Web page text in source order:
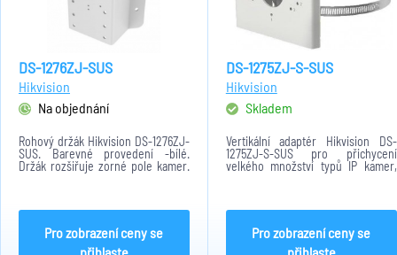
DS-1276ZJ-SUS
Hikvision
Na objednání
Rohový držák Hikvision DS-1276ZJ-
SUS. Barevné provedení -bílé.
Držák rozšiřuje zorné pole kamer.
Při venkovním použití je zapotřebí
Kg při...
Pro zobrazení ceny se
DS-1275ZJ-S-SUS
Hikvision
Skladem
Vertikální adaptér Hikvision DS-
1275ZJ-S-SUS pro přichycení
velkého množství typů IP kamer,
analogových a termálních kamer na
0,760kg....
Pro zobrazení ceny se